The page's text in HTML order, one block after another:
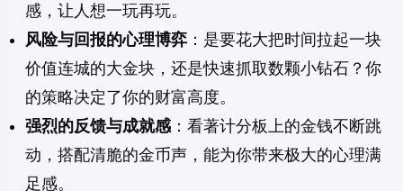
感，让人想一玩再玩。
风险与回报的心理博弈 ：是要花大把时间拉起一块
价值连城的大金块，还是快速抓取数颗小钻石？你
的策略决定了你的财富高度。
强烈的反馈与成就感：看著计分板上的金钱不断跳
动，搭配清脆的金币声，能为你带来极大的心理满
足感。